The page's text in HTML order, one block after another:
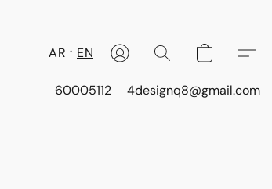
AR EN
60005112 4designq8@gmail.com